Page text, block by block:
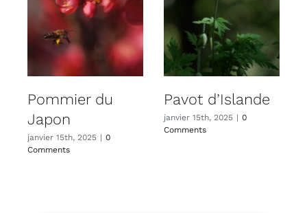
Pommier du
Japon
janvier 15th, 2025 | 0
Comments
Pavot d’Islande
janvier 15th, 2025 | 0
Comments